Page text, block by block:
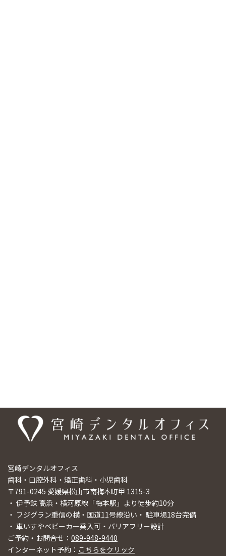
宮崎デンタルオフィス
歯科・口腔外科・矯正歯科・小児歯科
〒791-0245 愛媛県松山市南梅本町甲 1315-3
・ 伊予鉄 高浜・横河原線「梅本駅」より徒歩約10分
・ フジグラン重信の横・国道11号線沿い・ 駐車場18台完備
・ 車いすやベビーカー乗入可・バリアフリー設計
ご予約・お問合せ： 089-948-9440
インターネット予約： こちらをクリック